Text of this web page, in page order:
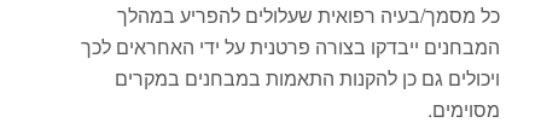
כל מסמך/בעיה רפואית שעלולים להפריע במהלך
המבחנים ייבדקו בצורה פרטנית על ידי האחראים לכך
ויכולים גם כן להקנות התאמות במבחנים במקרים
מסוימים.